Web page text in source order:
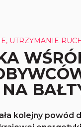
UTRZYMANIE
NA
kolejny powód